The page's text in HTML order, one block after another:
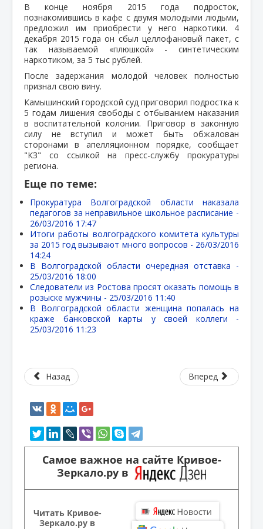
В конце ноября 2015 года подросток,
познакомившись в кафе с двумя молодыми людьми,
предложил им приобрести у него наркотики. 4
декабря 2015 года он сбыл целлофановый пакет, с
так называемой «плюшкой» - синтетическим
наркотиком, за 5 тыс рублей.
После задержания молодой человек полностью
признал свою вину.
Камышинский городской суд приговорил подростка к
5 годам лишения свободы с отбыванием наказания
в воспитательной колонии. Приговор в законную
силу не вступил и может быть обжалован
сторонами в апелляционном порядке, сообщает
"КЗ" со ссылкой на пресс-службу прокуратуры
региона.
Еще по теме:
Прокуратура Волгоградской области наказала
педагогов за неправильное школьное расписание -
26/03/2016 17:47
Итоги работы волгоградского комитета культуры
за 2015 год вызывают много вопросов - 26/03/2016
14:24
В Волгоградской области очередная отставка -
25/03/2016 18:00
Следователи из Ростова просят оказать помощь в
розыске мужчины - 25/03/2016 11:40
В Волгоградской области женщина попалась на
краже банковской карты у своей коллеги -
25/03/2016 11:23
Назад Вперед
Самое важное на сайте Кривое-
Зеркало.ру в
Читать Кривое-
Зеркало.ру в